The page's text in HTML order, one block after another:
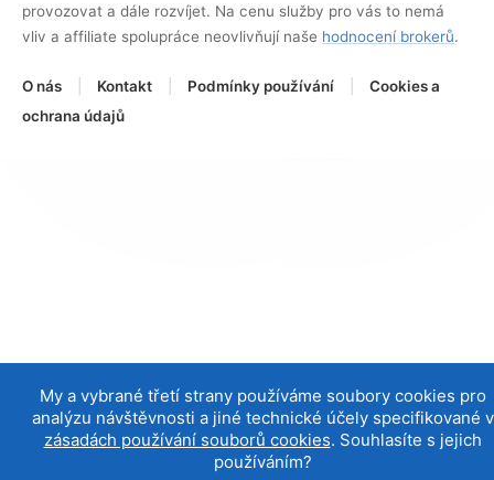
My a vybrané třetí strany používáme soubory cookies pro
analýzu návštěvnosti a jiné technické účely specifikované v
zásadách používání souborů cookies. Souhlasíte s jejich
používáním?
provozovat a dále rozvíjet. Na cenu služby pro vás to nemá
vliv a affiliate spolupráce neovlivňují naše hodnocení brokerů.
O nás Kontakt Podmínky používání
Cookies a
ochrana údajů